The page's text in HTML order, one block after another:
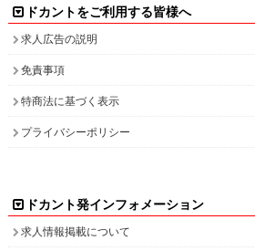
ドカントをご利用する皆様へ
求人広告の説明
免責事項
特商法に基づく表示
プライバシーポリシー
ドカント発インフォメーション
求人情報掲載について